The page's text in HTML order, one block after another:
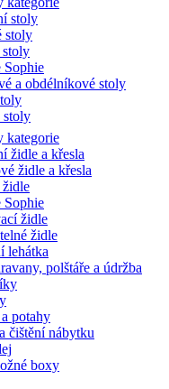
stoly
stoly
Sophie
a obdélníkové stoly
stoly
kategorie
židle a křesla
židle a křesla
Sophie
židle
židle
lehátka
polštáře a údržba
potahy
čištění nábytku
boxy